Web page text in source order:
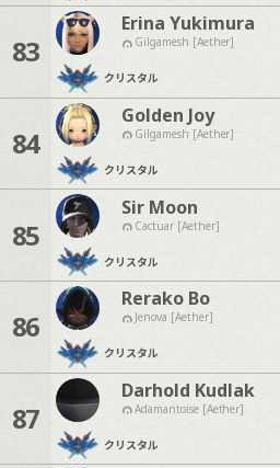
83
Erina Yukimura
Gilgamesh [Aether]
クリスタル
84
Golden Joy
Gilgamesh [Aether]
クリスタル
85
Sir Moon
Cactuar [Aether]
クリスタル
86
Rerako Bo
Jenova [Aether]
クリスタル
87
Darhold Kudlak
Adamantoise [Aether]
クリスタル